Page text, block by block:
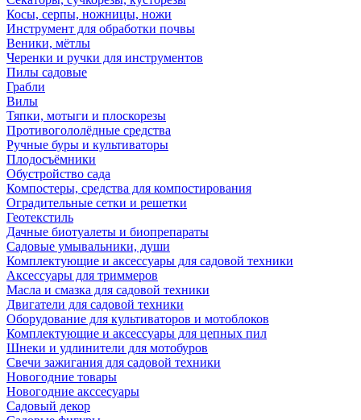
Косы, серпы, ножницы, ножи
Инструмент для обработки почвы
Веники, мётлы
Черенки и ручки для инструментов
Пилы садовые
Грабли
Вилы
Тяпки, мотыги и плоскорезы
Противогололёдные средства
Ручные буры и культиваторы
Плодосъёмники
Обустройство сада
Компостеры, средства для компостирования
Оградительные сетки и решетки
Геотекстиль
Дачные биотуалеты и биопрепараты
Садовые умывальники, души
Комплектующие и аксессуары для садовой техники
Аксессуары для триммеров
Масла и смазка для садовой техники
Двигатели для садовой техники
Оборудование для культиваторов и мотоблоков
Комплектующие и аксессуары для цепных пил
Шнеки и удлинители для мотобуров
Свечи зажигания для садовой техники
Новогодние товары
Новогодние акссесуары
Садовый декор